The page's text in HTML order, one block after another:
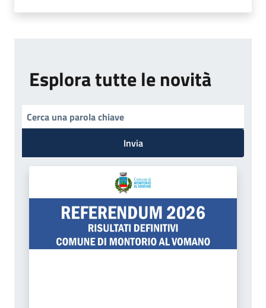
Esplora tutte le novità
Invia